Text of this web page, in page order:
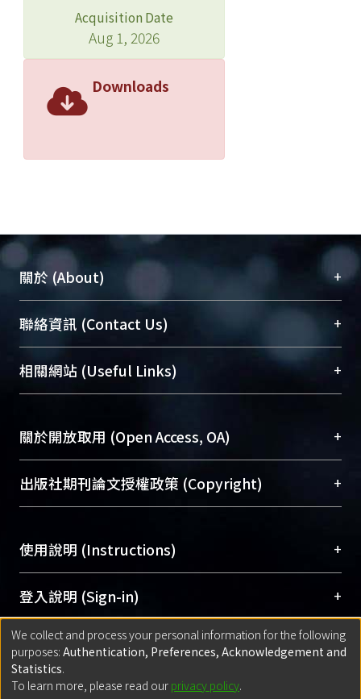
Acquisition Date
Aug 1, 2026
Downloads
關於 (About) +
臺大位居世界頂尖大學之列，為永久珍藏及向國際
展現本校豐碩的研究成果及學術能量，圖書館整合
機構典藏（NTUR）與學術庫（AH）不同功能平
台，成為臺大學術典藏NTU scholars。期能整合研
成果。
To permanently archive and promote researcher
profiles and scholarly works, Library integrates the
services of “NTU Repository” with “Academic
聯絡資訊 (Contact Us) +
總館學科館員(Main Library)
醫學圖書館學科館員(Medical Library)
Sciences Library)
相關網站 (Useful Links) +
關於開放取用 (Open Access, OA) +
開放取用是從使用者角度提升資訊取用性的社會運
動，應用在學術研究上是透過將研究著作公開供使
用逐年攀升。同時可加速研究發展、提升研究影響
Archive）平台。 （點選深入了解OA）
出版社期刊論文授權政策 (Copyright) +
含部分內容的版權非匯入者所有，或由第三方贊
助與合作完成，請確認該版權所有者及第三方同
意提供此授權。
Please represent that the submission is your
original work, and that you have the right to
grant the rights to upload.
若欲上傳已出版的全文電子檔，可使用
使用說明 (Instructions) +
網站簡介(Quickstart Guide)
使用手冊(Instruction Manual)
線上預約服務(Booking Service)
登入說明 (Sign-in) +
方案一：臺灣大學計算機中心帳號登入
(With C&INC Email Account)
方案二：ORCID帳號登入(With ORCID)
匯入著作 (Submission) +
方案一：定期更新ORCID者，以ID匯入
We collect and process your personal information for the following
purposes: Authentication, Preferences, Acknowledgement and
Statistics.
To learn more, please read our privacy policy.